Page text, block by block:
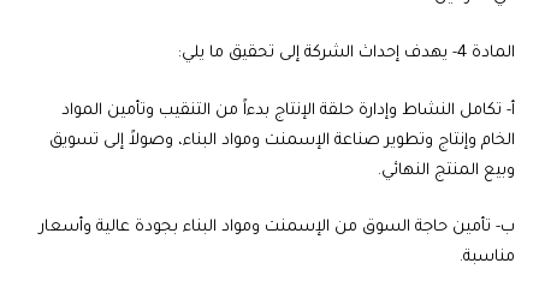
المادة 4- يهدف إحداث الشركة إلى تحقيق ما يلي:
‌أ- تكامل النشاط وإدارة حلقة الإنتاج بدءاً من التنقيب وتأمين المواد
الخام وإنتاج وتطوير صناعة الإسمنت ومواد البناء، وصولاً إلى تسويق
وبيع المنتج النهائي.
‌ب- تأمين حاجة السوق من الإسمنت ومواد البناء بجودة عالية وأسعار
مناسبة.